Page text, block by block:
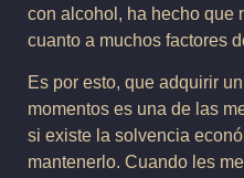
con alcohol, ha hecho que
cuanto a muchos factores
Es por esto, que adquirir
momentos es una de las
si existe la solvencia
mantenerlo. Cuando les